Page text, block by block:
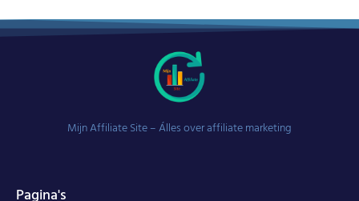
Mijn Affiliate Site – Álles over affiliate marketing
Pagina's